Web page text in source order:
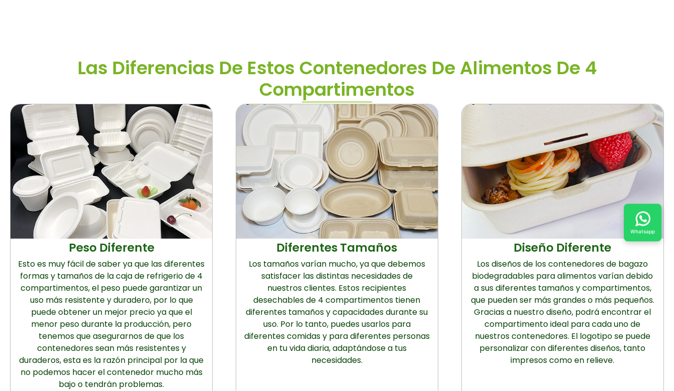
Las Diferencias De Estos Contenedores De Alimentos De 4
Compartimentos
Peso Diferente
Esto es muy fácil de saber ya que las diferentes
formas y tamaños de la caja de refrigerio de 4
compartimentos, el peso puede garantizar un
uso más resistente y duradero, por lo que
puede obtener un mejor precio ya que el
menor peso durante la producción, pero
tenemos que asegurarnos de que los
contenedores sean más resistentes y
duraderos, esta es la razón principal por la que
no podemos hacer el contenedor mucho más
bajo o tendrán problemas.
Diferentes Tamaños
Los tamaños varían mucho, ya que debemos
satisfacer las distintas necesidades de
nuestros clientes. Estos recipientes
desechables de 4 compartimentos tienen
diferentes tamaños y capacidades durante su
uso. Por lo tanto, puedes usarlos para
diferentes comidas y para diferentes personas
en tu vida diaria, adaptándose a tus
necesidades.
Diseño Diferente
Los diseños de los contenedores de bagazo
biodegradables para alimentos varían debido
a sus diferentes tamaños y compartimentos,
que pueden ser más grandes o más pequeños.
Gracias a nuestro diseño, podrá encontrar el
compartimento ideal para cada uno de
nuestros contenedores. El logotipo se puede
personalizar con diferentes diseños, tanto
impresos como en relieve.
Whatsapp